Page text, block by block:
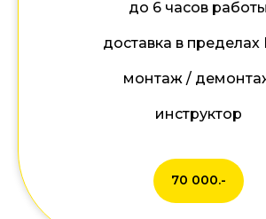
до 6 часов работы
доставка в
монтаж /
инструктор
70 000.-